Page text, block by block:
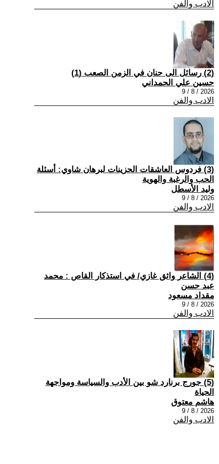
الادب والفن
(2) رسائل الى حنان في الزمن الصعب (1)
حسين علي الحمداني
2026 / 8 / 9
الادب والفن
(3) فردوس العاشقات الحزينات لبرهان شاوي: أسئلة
الحب والرغبة والهوية
وليد الأسطل
2026 / 8 / 9
الادب والفن
(4) الشاعر واثق غازي/ في استذكار القاص : محمد
عبد حسن
مقداد مسعود
2026 / 8 / 9
الادب والفن
(5) جورج برنارد شو بين الأدب والسياسة ومواجهة
الحياة
هاشم معتوق
2026 / 8 / 9
الادب والفن